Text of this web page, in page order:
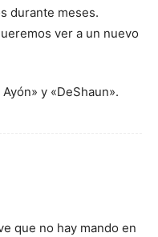
durante meses.
ver a un nuevo
y «DeShaun».
que no hay mando en